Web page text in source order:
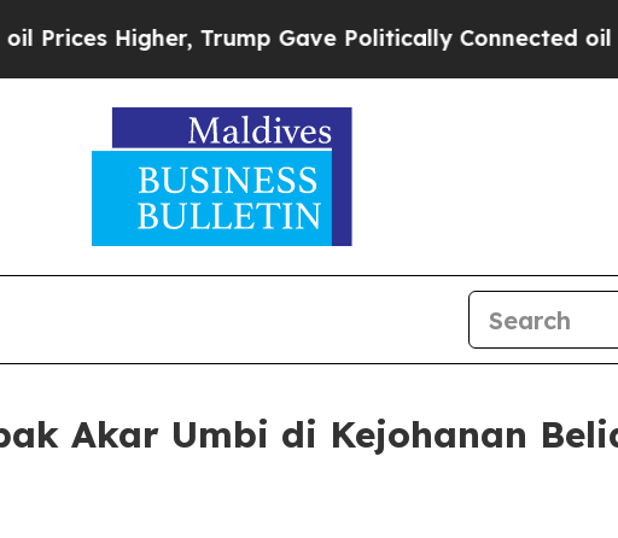
Higher, Trump Gave Politically Connected oil
Akar Umbi di Kejohanan